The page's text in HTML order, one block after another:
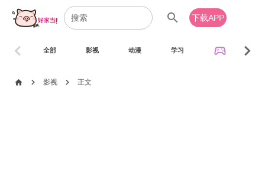
search 下载APP
全部 影视 动漫 学习 sports_esports
chevron_left chevron_right
home chevron_right 影视 chevron_right 正文